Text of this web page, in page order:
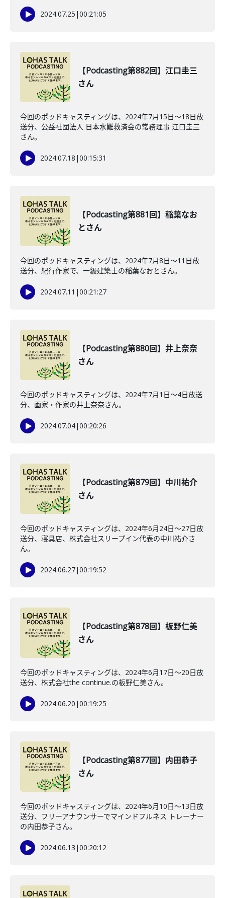
2024.07.25 |00:21:05
【Podcasting第882回】江口圭三
さん
今回のポッドキャスティングは、2024年7月15日〜18日放
送分、公益社団法人 日本水難救済会の常務理事 江口圭三
さん。
2024.07.18 |00:15:31
【Podcasting第881回】稲葉なお
とさん
今回のポッドキャスティングは、2024年7月8日〜11日放
送分、紀行作家で、一級建築士の稲葉なおとさん。
2024.07.11 |00:21:27
【Podcasting第880回】井上奈奈
さん
今回のポッドキャスティングは、2024年7月1日〜4日放送
分、画家・作家の井上奈奈さん。
2024.07.04|00:20:26
【Podcasting第879回】中川祐介
さん
今回のポッドキャスティングは、2024年6月24日〜27日放
送分、寝具店、株式会社スリープイン代表の中川祐介さ
ん。
2024.06.27|00:19:52
【Podcasting第878回】板野仁美
さん
今回のポッドキャスティングは、2024年6月17日〜20日放
送分、株式会社the continue.の板野仁美さん。
2024.06.20 |00:19:25
【Podcasting第877回】内田恭子
さん
今回のポッドキャスティングは、2024年6月10日〜13日放
送分、フリーアナウンサーでマインドフルネス トレーナー
の内田恭子さん。
2024.06.13 |00:20:12